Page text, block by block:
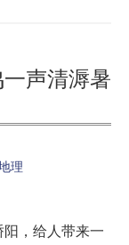
声清溽暑
理
，给人带来一